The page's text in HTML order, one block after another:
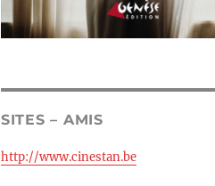
SITES – AMIS
http://www.cinestan.be